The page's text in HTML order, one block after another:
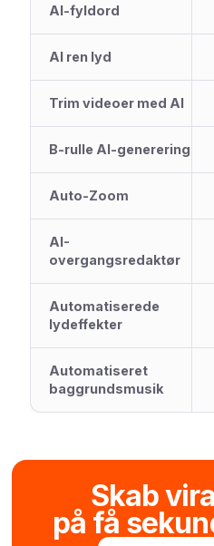
AI-fyldord
AI ren lyd
Trim videoer med AI
B-rulle AI-generering
Auto-Zoom
AI-
overgangsredaktør
Automatiserede
lydeffekter
Automatiseret
baggrundsmusik
Skab
på få